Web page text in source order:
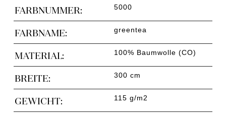
FARBNUMMER: 5000
FARBNAME: greentea
MATERIAL: 100% Baumwolle (CO)
BREITE: 300 cm
GEWICHT: 115 g/m2